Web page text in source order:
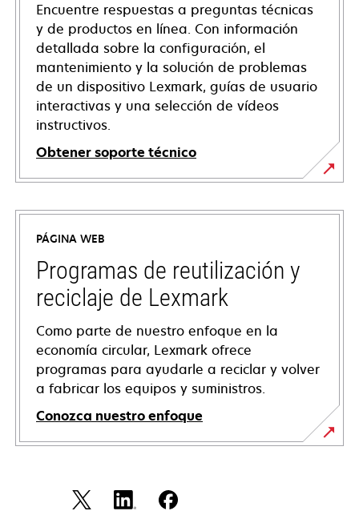
Encuentre respuestas a preguntas técnicas
y de productos en línea. Con información
detallada sobre la configuración, el
mantenimiento y la solución de problemas
de un dispositivo Lexmark, guías de usuario
interactivas y una selección de vídeos
instructivos.
Obtener soporte técnico
se
abre
una
pestaña
nueva
PÁGINA WEB
Programas de reutilización y
reciclaje de Lexmark
Como parte de nuestro enfoque en la
economía circular, Lexmark ofrece
programas para ayudarle a reciclar y volver
a fabricar los equipos y suministros.
Conozca nuestro enfoque